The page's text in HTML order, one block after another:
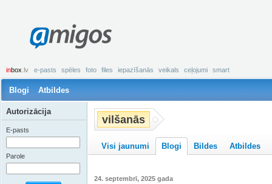
amigos
inbox .lv e-pasts spēles foto files iepazīšanās veikals ceļojumi smart
Blogi Atbildes
vilšanās
Visi jaunumi Blogi Bildes Atbildes
24. septembrī, 2025 gada
Autorizācija
E-pasts
Parole